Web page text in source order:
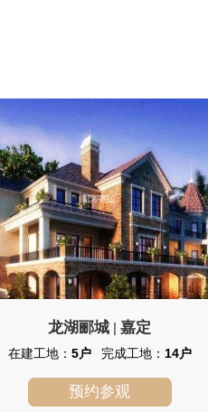
龙湖郦城
龙湖郦城 |嘉定
在建工地： 5户 完成工地： 14户
预约参观